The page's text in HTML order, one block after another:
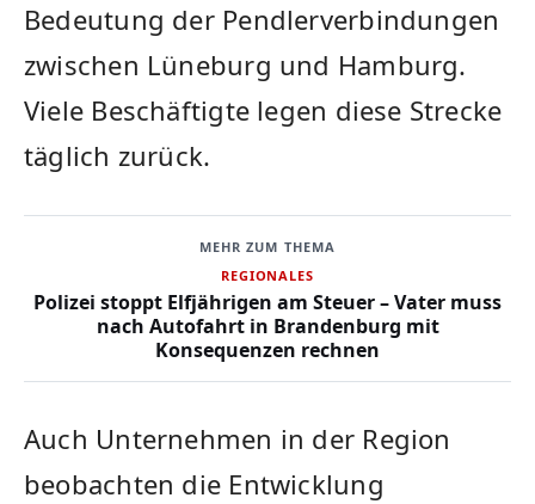
Bedeutung der Pendlerverbindungen
zwischen Lüneburg und Hamburg.
Viele Beschäftigte legen diese Strecke
täglich zurück.
MEHR ZUM THEMA
REGIONALES
Polizei stoppt Elfjährigen am Steuer – Vater muss
nach Autofahrt in Brandenburg mit
Konsequenzen rechnen
Auch Unternehmen in der Region
beobachten die Entwicklung